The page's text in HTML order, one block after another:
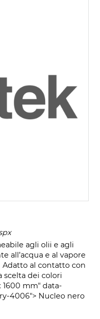
agli olii e agli
all’acqua e al vapore
Adatto al contatto con
scelta dei colori
1600 mm" data-
4006"> Nucleo nero